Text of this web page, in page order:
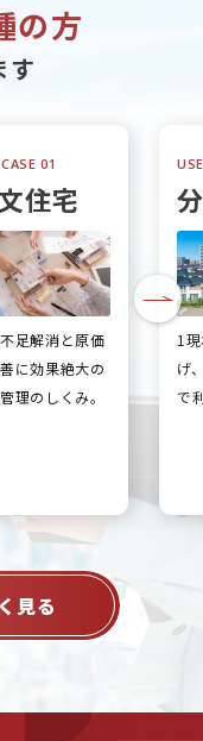
の方
す
01
住宅
足解消と原価
に効果絶大の
理のしくみ。
1
げ
で
見る